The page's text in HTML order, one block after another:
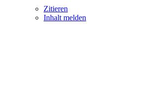
Zitieren
Inhalt melden